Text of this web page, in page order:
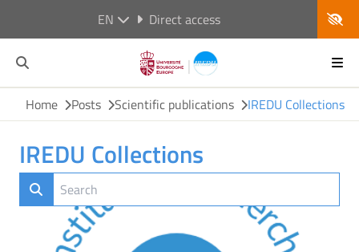
EN Direct access
Home Posts Scientific publications IREDU Collections
IREDU Collections